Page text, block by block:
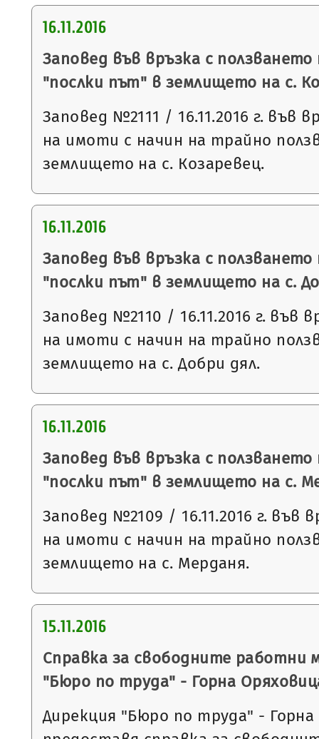
16.11.2016
Заповед във връзка с
"послки път" в землището на с.
Заповед №2111 / 16.11.2016 г. във
на имоти с начин на трайно
землището на с. Козаревец.
16.11.2016
Заповед във връзка с
"послки път" в землището на с.
Заповед №2110 / 16.11.2016 г. във
на имоти с начин на трайно
землището на с. Добри дял.
16.11.2016
Заповед във връзка с
"послки път" в землището на с.
Заповед №2109 / 16.11.2016 г. във
на имоти с начин на трайно
землището на с. Мерданя.
15.11.2016
Справка за свободните работни
"Бюро по труда" - Горна
Дирекция "Бюро по труда" -